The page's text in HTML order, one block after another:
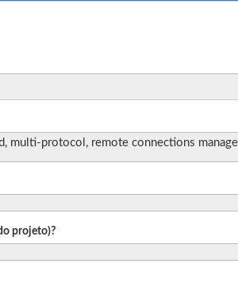
multi-protocol, remote connections
projeto)?